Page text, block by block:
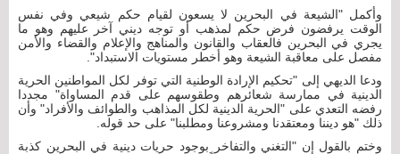
وأكمل "الشيعة في البحرين لا يسعون لقيام حكم شيعي وفي نفس
الوقت يرفضون فرض حكم لمذهب أو توجه ديني آخر عليهم وهو ما
يجري في البحرين فالعقاب والقانون والمناهج والإعلام والقضاء والأمن
مفصل على معاقبة الشيعة وهو أخطر مستويات الاستبداد".
ودعا الديهي إلى "تحكيم الإرادة الوطنية التي توفر لكل المواطنين الحرية
الدينية في ممارسة شعائرهم وطقوسهم على قدم المساواة" مجددا
رفضه التعدي على "الحرية الدينية لكل المذاهب والطوائف والأفراد" وأن
ذلك "هو ديننا ومعتقدنا ومشروعنا ومطلبنا" على حد قوله.
وختم بالقول إن "التغني والتفاخر بوجود حريات دينية في البحرين كذبة